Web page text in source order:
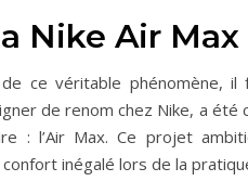
Nike Air Max
ce véritable phénomène,
de renom chez Nike, a été
: l’Air Max. Ce projet
inégalé lors de la